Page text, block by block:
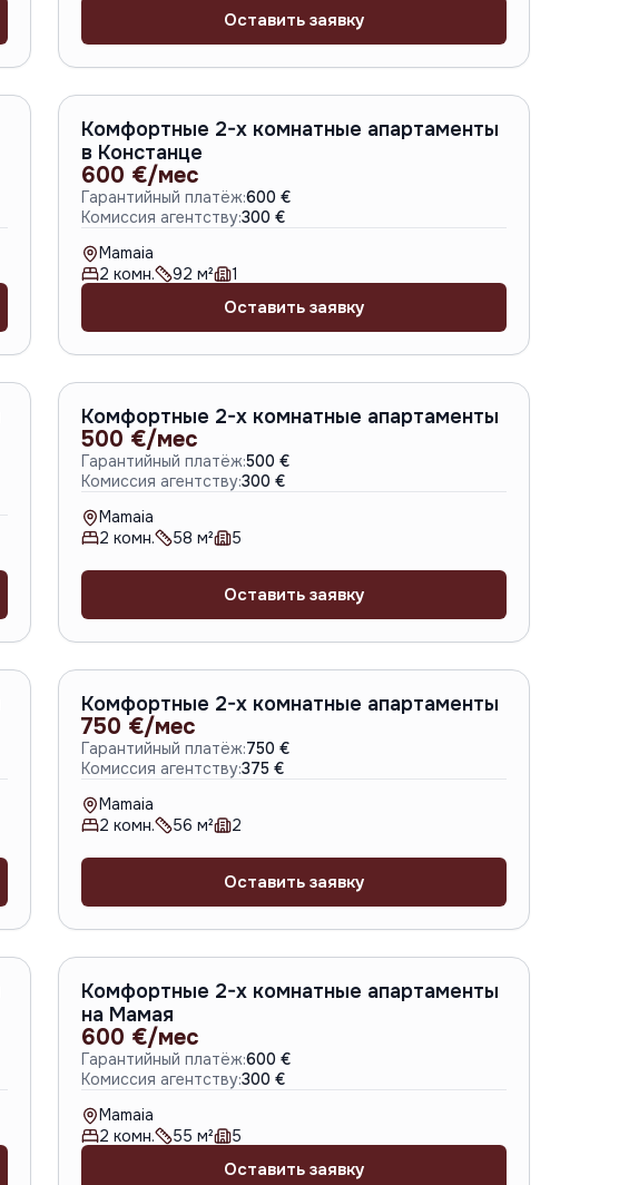
Оставить заявку
A-6794
Комфортные 2-х комнатные апартаменты
в Констанце
600 €/мес
Гарантийный платёж:600 €
Комиссия агентству:300 €
Mamaia
2 комн. 92 м² 1
Оставить заявку
A-6792
Комфортные 2-х комнатные апартаменты
500 €/мес
Гарантийный платёж:500 €
Комиссия агентству:300 €
Mamaia
2 комн. 58 м² 5
Оставить заявку
A-6786
Комфортные 2-х комнатные апартаменты
750 €/мес
Гарантийный платёж:750 €
Комиссия агентству:375 €
Mamaia
2 комн. 56 м² 2
Оставить заявку
A-6782
Комфортные 2-х комнатные апартаменты
на Мамая
600 €/мес
Гарантийный платёж:600 €
Комиссия агентству:300 €
Mamaia
2 комн. 55 м² 5
Оставить заявку